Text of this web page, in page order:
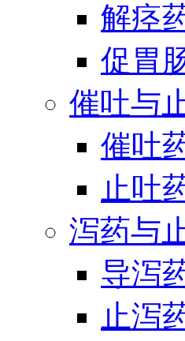
解痉
促胃
催吐与
催吐
止吐
泻药与
导泻
止泻